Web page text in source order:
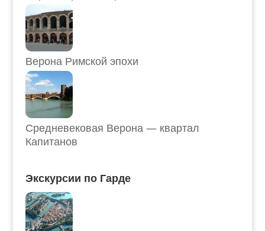
Верона Римской эпохи
Средневековая Верона — квартал
Капитанов
Экскурсии по Гарде